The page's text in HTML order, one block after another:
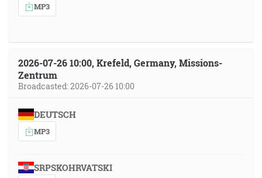
MP3
2026-07-26 10:00, Krefeld, Germany, Missions-
Zentrum
Broadcasted: 2026-07-26 10:00
DEUTSCH
MP3
SRPSKOHRVATSKI